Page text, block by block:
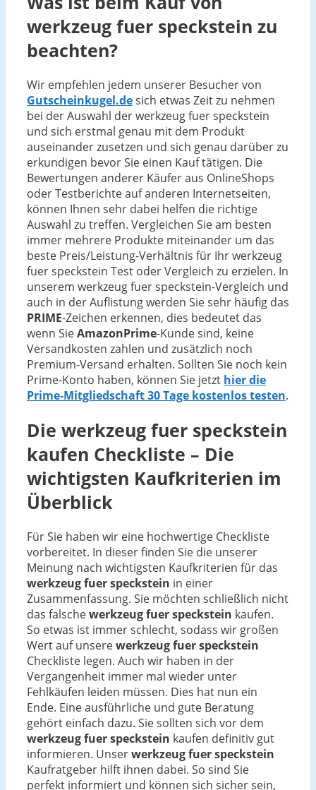
werkzeug fuer speckstein zu
beachten?
Wir empfehlen jedem unserer Besucher von
Gutscheinkugel.desich etwas Zeit zu nehmen
bei der Auswahl der werkzeug fuer speckstein
und sich erstmal genau mit dem Produkt
auseinander zusetzen und sich genau darüber zu
erkundigen bevor Sie einen Kauf tätigen. Die
Bewertungen anderer Käufer aus OnlineShops
oder Testberichte auf anderen Internetseiten,
können Ihnen sehr dabei helfen die richtige
Auswahl zu treffen. Vergleichen Sie am besten
immer mehrere Produkte miteinander um das
beste Preis/Leistung-Verhältnis für Ihr werkzeug
fuer speckstein Test oder Vergleich zu erzielen. In
unserem werkzeug fuer speckstein-Vergleich und
auch in der Auflistung werden Sie sehr häufig das
PRIME-Zeichen erkennen, dies bedeutet das
wenn SieAmazonPrime-Kunde sind, keine
Versandkosten zahlen und zusätzlich noch
Premium-Versand erhalten. Sollten Sie noch kein
Prime-Konto haben, können Sie jetzt hier die
Prime-Mitgliedschaft 30 Tage kostenlos testen.
Die werkzeug fuer speckstein
kaufen Checkliste – Die
wichtigsten Kaufkriterien im
Überblick
Für Sie haben wir eine hochwertige Checkliste
vorbereitet. In dieser finden Sie die unserer
Meinung nach wichtigsten Kaufkriterien für das
werkzeug fuer speckstein in einer
Zusammenfassung. Sie möchten schließlich nicht
das falschewerkzeug fuer speckstein kaufen.
So etwas ist immer schlecht, sodass wir großen
Wert auf unserewerkzeug fuer speckstein
Checkliste legen. Auch wir haben in der
Vergangenheit immer mal wieder unter
Fehlkäufen leiden müssen. Dies hat nun ein
Ende. Eine ausführliche und gute Beratung
gehört einfach dazu. Sie sollten sich vor dem
werkzeug fuer speckstein kaufen definitiv gut
informieren. Unserwerkzeug fuer speckstein
Kaufratgeber hilft ihnen dabei. So sind Sie
perfekt informiert und können sich sicher sein,